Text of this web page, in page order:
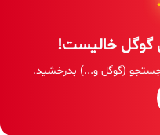
گوگل خالیست!
جستجو (گوگل و...) بدرخشید.